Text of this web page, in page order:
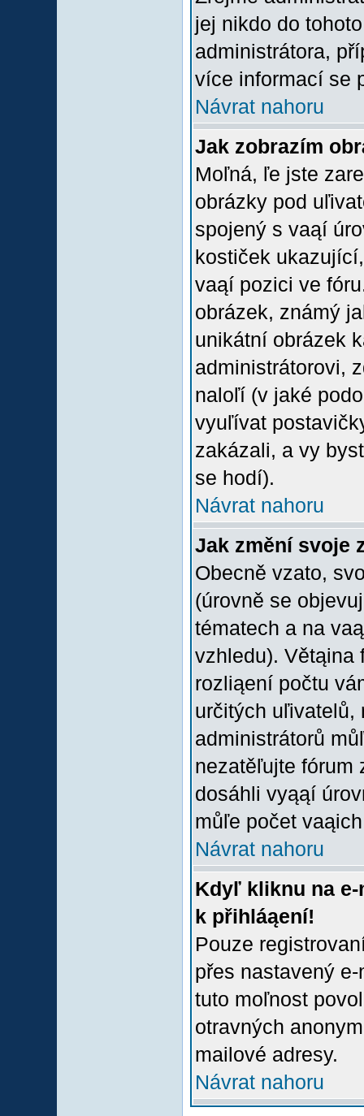
jej nikdo do
administrátora,
více informací se
Návrat nahoru
Jak zobrazím
Moľná, ľe jste
obrázky pod
spojený s vaąí
kostiček
vaąí pozici ve
obrázek, známý
unikátní obrázek
administrátorovi,
naloľí (v jaké
vyuľívat
zakázali, a vy
se hodí).
Návrat nahoru
Jak změní svoje
Obecně vzato,
(úrovně se
tématech a na
vzhledu). Větąina
rozliąení počtu
určitých uľivatelů,
administrátorů
nezatěľujte fórum
dosáhli vyąąí
můľe počet
Návrat nahoru
Kdyľ kliknu na
k přihláąení!
Pouze
přes nastavený
tuto moľnost
otravných
mailové adresy.
Návrat nahoru